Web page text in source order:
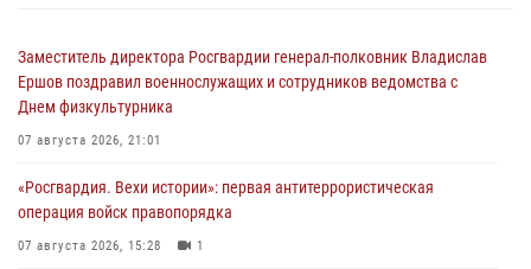
Заместитель директора Росгвардии генерал-полковник Владислав
Ершов поздравил военнослужащих и сотрудников ведомства с
Днем физкультурника
07 августа 2026, 21:01
«Росгвардия. Вехи истории»: первая антитеррористическая
операция войск правопорядка
07 августа 2026, 15:28 1